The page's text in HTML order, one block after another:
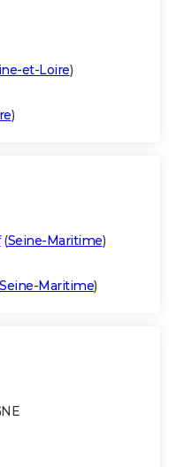
et-Loire)
)
(Seine-Maritime)
Seine-Maritime)